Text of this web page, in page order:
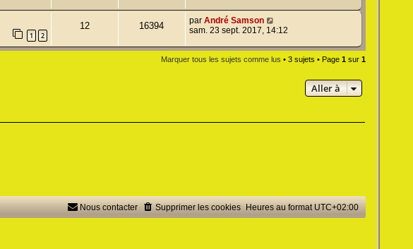
1 2
12 16394 par André Samson
sam. 23 sept. 2017, 14:12
Marquer tous les sujets comme lus • 3 sujets • Page 1sur 1
Aller à
Heures au format UTC+02:00
Supprimer les cookies
Nous contacter